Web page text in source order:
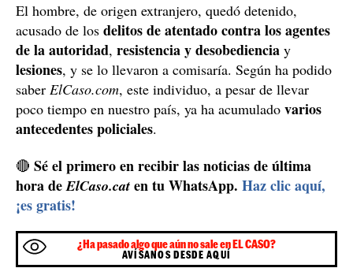
El hombre, de origen extranjero, quedó detenido,
acusado de los delitos de atentado contra los agentes
de la autoridad, resistencia y desobediencia y
lesiones, y se lo llevaron a comisaría. Según ha podido
saber ElCaso.com, este individuo, a pesar de llevar
poco tiempo en nuestro país, ya ha acumulado varios
antecedentes policiales.
🔴 Sé el primero en recibir las noticias de última
hora deElCaso.cat en tu WhatsApp. Haz clic aquí,
¡es gratis!
¿Ha pasado algo que aún no sale en EL CASO?
AVÍSANOS DESDE AQUÍ